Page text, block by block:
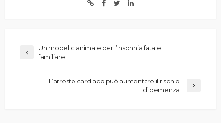
Un modello animale per l’Insonnia fatale
familiare
L’arresto cardiaco può aumentare il rischio
di demenza